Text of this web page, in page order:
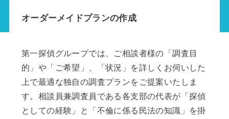
オーダーメイドプランの作成
第一探偵グループでは、ご相談者様の「調査目
的」や「ご希望」、「状況」を詳しくお伺いした
上で最適な独自の調査プランをご提案いたしま
す。相談員兼調査員である各支部の代表が「探偵
としての経験」と「不倫に係る民法の知識」を掛